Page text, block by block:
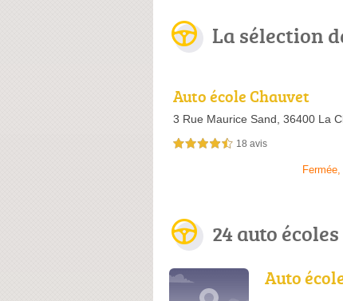
La sélection
Auto école Chauvet
3 Rue Maurice Sand, 36400 La
4,5 étoiles sur 5 18 avis
24 auto écoles
Auto